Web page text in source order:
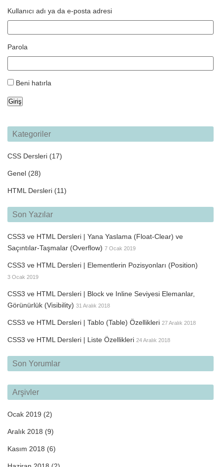
Kullanıcı adı ya da e-posta adresi
Parola
Beni hatırla
Giriş
Kategoriler
CSS Dersleri (17)
Genel (28)
HTML Dersleri (11)
Son Yazılar
CSS3 ve HTML Dersleri | Yana Yaslama (Float-Clear) ve
Saçıntılar-Taşmalar (Overflow) 7 Ocak 2019
CSS3 ve HTML Dersleri | Elementlerin Pozisyonları (Position)
3 Ocak 2019
CSS3 ve HTML Dersleri | Block ve Inline Seviyesi Elemanlar,
Görünürlük (Visibility) 31 Aralık 2018
CSS3 ve HTML Dersleri | Tablo (Table) Özellikleri 27 Aralık 2018
CSS3 ve HTML Dersleri | Liste Özellikleri 24 Aralık 2018
Son Yorumlar
Arşivler
Ocak 2019 (2)
Aralık 2018 (9)
Kasım 2018 (6)